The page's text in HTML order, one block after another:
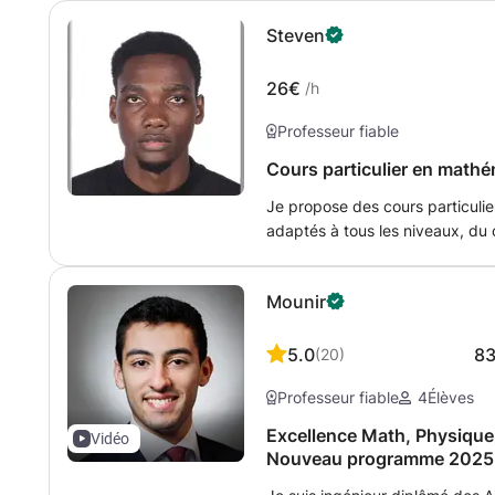
Steven
26€ /h
Professeur fiable
Cours particulier en
Je propose des cours
adaptés à tous les niveaux, du collège
données Développement web
d’exploitation En mathématiques,
Géométrie et trigonométrie
repose sur une pédagogie
explications claires et des
acquis. Je m’adapte à vos
Vidéo
Mounir
5.0(20)
Professeur fiable 4Élèves
Excellence Math,
Nouveau programme 2025